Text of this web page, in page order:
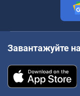
Завантажуйте